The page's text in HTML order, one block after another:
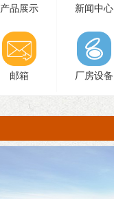
产品展示 新闻中心
邮箱 厂房设备